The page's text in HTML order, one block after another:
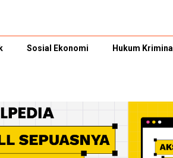
Sosial Ekonomi Hukum Kriminal